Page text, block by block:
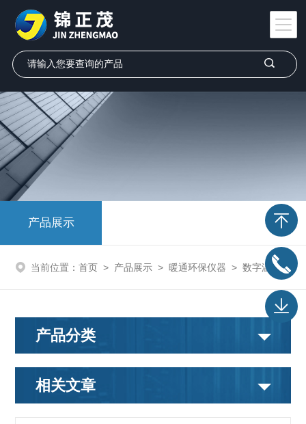
产品展示
当前位置： 首页 > 产品展示 > 暖通环保仪器 > 数字温湿度仪
产品分类
相关文章